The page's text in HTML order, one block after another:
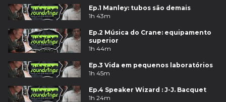
Ep.1 Manley: tubos são demais
1h 43m
Ep.2 Música do Crane: equipamento
superior
1h 44m
Ep.3 Vida em pequenos laboratórios
1h 45m
Ep.4 Speaker Wizard : J-J. Bacquet
1h 24m